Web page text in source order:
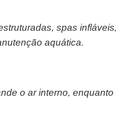
spas
aquática.
o ar interno,